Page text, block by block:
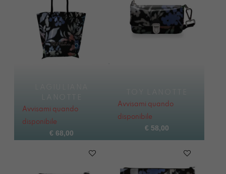
Avvisami quando
disponibile
€ 68,00
Avvisami quando
disponibile
€ 58,00